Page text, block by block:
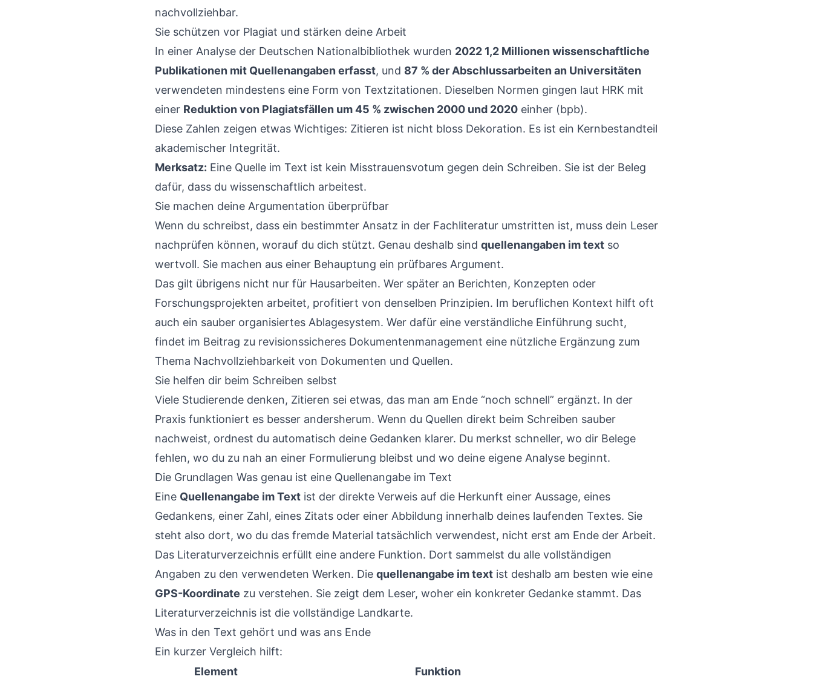
nachvollziehbar.
Sie schützen vor Plagiat und stärken deine Arbeit
In einer Analyse der Deutschen Nationalbibliothek wurden 2022 1,2 Millionen wissenschaftliche
Publikationen mit Quellenangaben erfasst, und 87 % der Abschlussarbeiten an Universitäten
verwendeten mindestens eine Form von Textzitationen. Dieselben Normen gingen laut HRK mit
einer Reduktion von Plagiatsfällen um 45 % zwischen 2000 und 2020 einher (bpb).
Diese Zahlen zeigen etwas Wichtiges: Zitieren ist nicht bloss Dekoration. Es ist ein Kernbestandteil
akademischer Integrität.
Merksatz: Eine Quelle im Text ist kein Misstrauensvotum gegen dein Schreiben. Sie ist der Beleg
dafür, dass du wissenschaftlich arbeitest.
Sie machen deine Argumentation überprüfbar
Wenn du schreibst, dass ein bestimmter Ansatz in der Fachliteratur umstritten ist, muss dein Leser
nachprüfen können, worauf du dich stützt. Genau deshalb sind quellenangaben im text so
wertvoll. Sie machen aus einer Behauptung ein prüfbares Argument.
Das gilt übrigens nicht nur für Hausarbeiten. Wer später an Berichten, Konzepten oder
Forschungsprojekten arbeitet, profitiert von denselben Prinzipien. Im beruflichen Kontext hilft oft
auch ein sauber organisiertes Ablagesystem. Wer dafür eine verständliche Einführung sucht,
findet im Beitrag zu revisionssicheres Dokumentenmanagement eine nützliche Ergänzung zum
Thema Nachvollziehbarkeit von Dokumenten und Quellen.
Sie helfen dir beim Schreiben selbst
Viele Studierende denken, Zitieren sei etwas, das man am Ende “noch schnell” ergänzt. In der
Praxis funktioniert es besser andersherum. Wenn du Quellen direkt beim Schreiben sauber
nachweist, ordnest du automatisch deine Gedanken klarer. Du merkst schneller, wo dir Belege
fehlen, wo du zu nah an einer Formulierung bleibst und wo deine eigene Analyse beginnt.
Die Grundlagen Was genau ist eine Quellenangabe im Text
Eine Quellenangabe im Text ist der direkte Verweis auf die Herkunft einer Aussage, eines
Gedankens, einer Zahl, eines Zitats oder einer Abbildung innerhalb deines laufenden Textes. Sie
steht also dort, wo du das fremde Material tatsächlich verwendest, nicht erst am Ende der Arbeit.
Das Literaturverzeichnis erfüllt eine andere Funktion. Dort sammelst du alle vollständigen
Angaben zu den verwendeten Werken. Die quellenangabe im text ist deshalb am besten wie eine
GPS-Koordinate zu verstehen. Sie zeigt dem Leser, woher ein konkreter Gedanke stammt. Das
Literaturverzeichnis ist die vollständige Landkarte.
Was in den Text gehört und was ans Ende
Ein kurzer Vergleich hilft:
Element
Funktion